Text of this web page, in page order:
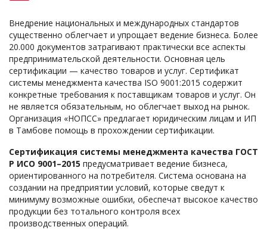
Внедрение национальных и международных стандартов
существенно облегчает и упрощает ведение бизнеса. Более
20.000 документов затрагивают практически все аспекты
предпринимательской деятельности. Основная цель
сертификации — качество товаров и услуг. Сертификат
системы менеджмента качества ISO 9001:2015 содержит
конкретные требования к поставщикам товаров и услуг. Он
не является обязательным, но облегчает выход на рынок.
Организация «НОПСС» предлагает юридическим лицам и ИП
в Тамбове помощь в прохождении сертификации.
Сертификация системы менеджмента качества ГОСТ
Р ИСО 9001–2015 предусматривает ведение бизнеса,
ориентированного на потребителя. Система основана на
создании на предприятии условий, которые сведут к
минимуму возможные ошибки, обеспечат высокое качество
продукции без тотального контроля всех
производственных операций.